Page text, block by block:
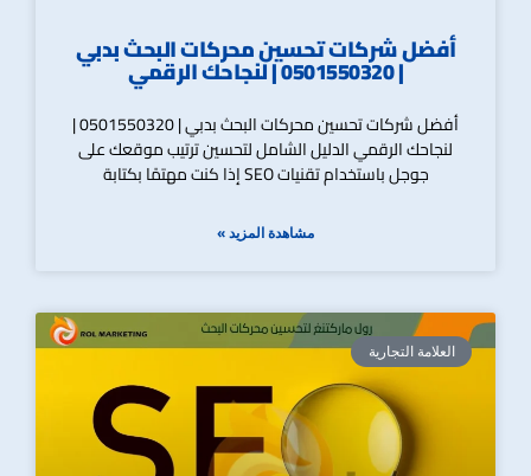
أفضل شركات تحسين محركات البحث بدبي
| 0501550320 | لنجاحك الرقمي
أفضل شركات تحسين محركات البحث بدبي | 0501550320 |
لنجاحك الرقمي الدليل الشامل لتحسين ترتيب موقعك على
جوجل باستخدام تقنيات SEO إذا كنت مهتمًا بكتابة
مشاهدة المزيد »
العلامة التجارية